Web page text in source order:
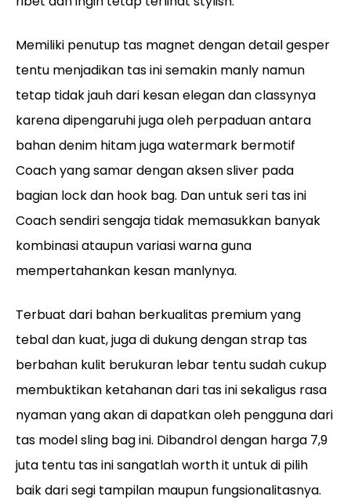
Memiliki penutup tas magnet dengan detail gesper
tentu menjadikan tas ini semakin manly namun
tetap tidak jauh dari kesan elegan dan classynya
karena dipengaruhi juga oleh perpaduan antara
bahan denim hitam juga watermark bermotif
Coach yang samar dengan aksen sliver pada
bagian lock dan hook bag. Dan untuk seri tas ini
Coach sendiri sengaja tidak memasukkan banyak
kombinasi ataupun variasi warna guna
mempertahankan kesan manlynya.
Terbuat dari bahan berkualitas premium yang
tebal dan kuat, juga di dukung dengan strap tas
berbahan kulit berukuran lebar tentu sudah cukup
membuktikan ketahanan dari tas ini sekaligus rasa
nyaman yang akan di dapatkan oleh pengguna dari
tas model sling bag ini. Dibandrol dengan harga 7,9
juta tentu tas ini sangatlah worth it untuk di pilih
baik dari segi tampilan maupun fungsionalitasnya.